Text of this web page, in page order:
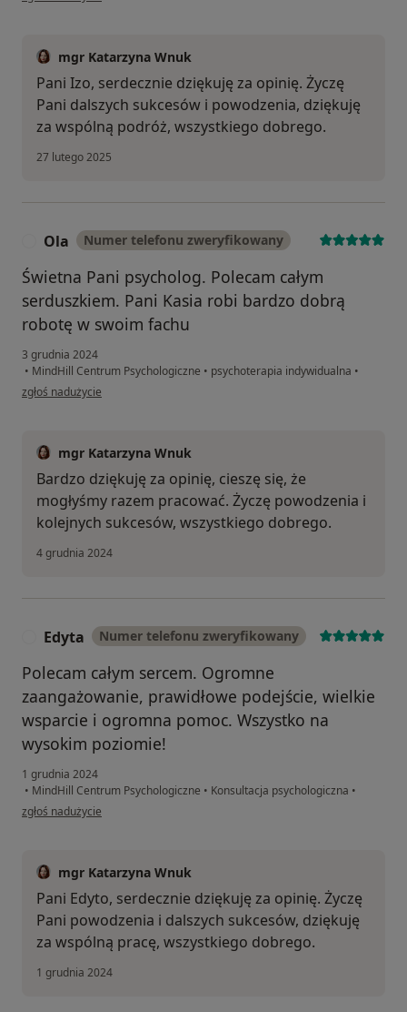
mgr Katarzyna Wnuk
Pani Izo, serdecznie dziękuję za opinię. Życzę
Pani dalszych sukcesów i powodzenia, dziękuję
za wspólną podróż, wszystkiego dobrego.
27 lutego 2025
Ola Numer telefonu zweryfikowany
Świetna Pani psycholog. Polecam całym
serduszkiem. Pani Kasia robi bardzo dobrą
robotę w swoim fachu
3 grudnia 2024
• MindHill Centrum Psychologiczne • psychoterapia indywidualna •
w opinii użytkownika Ola
zgłoś nadużycie
mgr Katarzyna Wnuk
Bardzo dziękuję za opinię, cieszę się, że
mogłyśmy razem pracować. Życzę powodzenia i
kolejnych sukcesów, wszystkiego dobrego.
4 grudnia 2024
Edyta Numer telefonu zweryfikowany
Polecam całym sercem. Ogromne
zaangażowanie, prawidłowe podejście, wielkie
wsparcie i ogromna pomoc. Wszystko na
wysokim poziomie!
1 grudnia 2024
• MindHill Centrum Psychologiczne • Konsultacja psychologiczna •
w opinii użytkownika Edyta
zgłoś nadużycie
mgr Katarzyna Wnuk
Pani Edyto, serdecznie dziękuję za opinię. Życzę
Pani powodzenia i dalszych sukcesów, dziękuję
za wspólną pracę, wszystkiego dobrego.
1 grudnia 2024